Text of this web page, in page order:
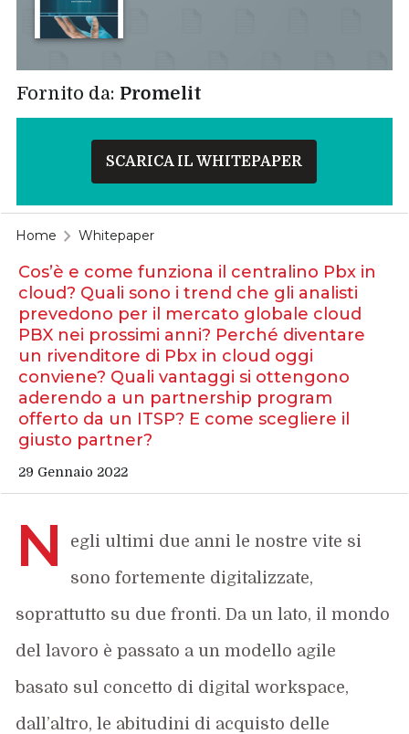
Fornito da: Promelit
SCARICA IL WHITEPAPER
Home Whitepaper
Cos’è e come funziona il centralino Pbx in
cloud? Quali sono i trend che gli analisti
prevedono per il mercato globale cloud
PBX nei prossimi anni? Perché diventare
un rivenditore di Pbx in cloud oggi
conviene? Quali vantaggi si ottengono
aderendo a un partnership program
offerto da un ITSP? E come scegliere il
giusto partner?
29 Gennaio 2022
N
egli ultimi due anni le nostre vite si
sono fortemente digitalizzate,
soprattutto su due fronti. Da un lato, il mondo
del lavoro è passato a un modello agile
basato sul concetto di digital workspace,
dall’altro, le abitudini di acquisto delle